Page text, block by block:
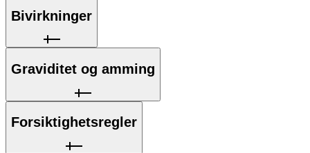
Bivirkninger
Graviditet og amming
Forsiktighetsregler